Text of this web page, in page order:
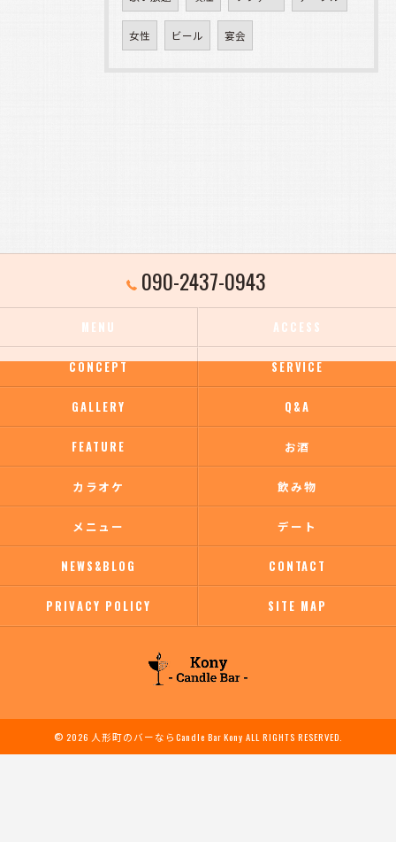
女性 ビール 宴会
090-2437-0943
MENU ACCESS
CONCEPT SERVICE
GALLERY Q&A
FEATURE お酒
カラオケ 飲み物
メニュー デート
NEWS&BLOG CONTACT
PRIVACY POLICY SITE MAP
© 2026 人形町のバーならCandle Bar Kony ALL RIGHTS RESERVED.